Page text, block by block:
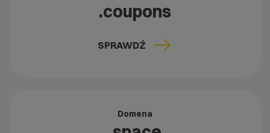
.coupons
SPRAWDŹ
Domena